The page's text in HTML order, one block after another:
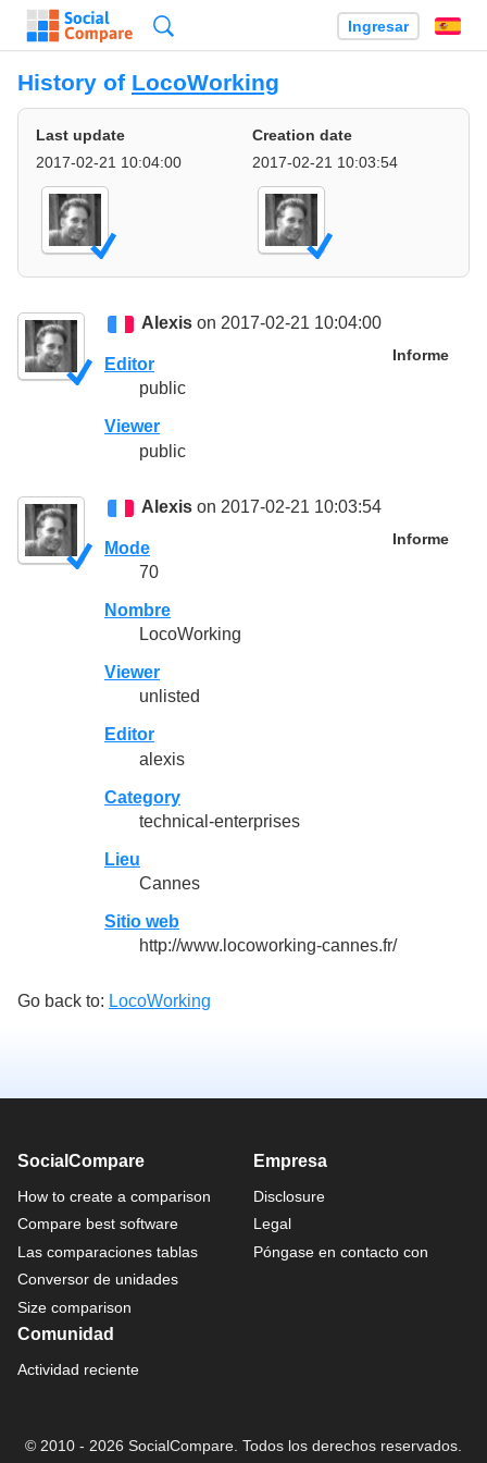
Ingresar
History of LocoWorking
Last update
2017-02-21 10:04:00
Creation date
2017-02-21 10:03:54
Alexis on 2017-02-21 10:04:00
Informe
Editor
public
Viewer
public
Alexis on 2017-02-21 10:03:54
Informe
Mode
70
Nombre
LocoWorking
Viewer
unlisted
Editor
alexis
Category
technical-enterprises
Lieu
Cannes
Sitio web
http://www.locoworking-cannes.fr/
Go back to: LocoWorking
SocialCompare
How to create a comparison
Compare best software
Las comparaciones tablas
Conversor de unidades
Size comparison
Empresa
Disclosure
Legal
Póngase en contacto con
Comunidad
Actividad reciente
© 2010 - 2026 SocialCompare. Todos los derechos reservados.